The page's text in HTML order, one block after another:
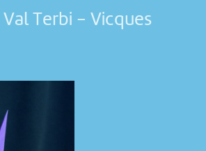
Terbi - Vicques